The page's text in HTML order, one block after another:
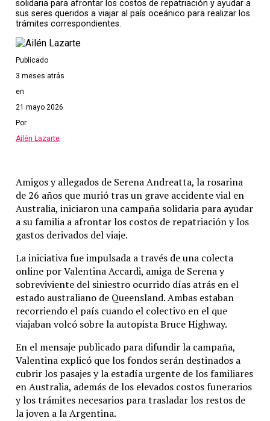
solidaria para afrontar los costos de repatriación y ayudar a
sus seres queridos a viajar al país oceánico para realizar los
trámites correspondientes.
Publicado
3 meses atrás
en
21 mayo 2026
Por
Ailén Lazarte
Amigos y allegados de Serena Andreatta, la rosarina
de 26 años que murió tras un grave accidente vial en
Australia, iniciaron una campaña solidaria para ayudar
a su familia a afrontar los costos de repatriación y los
gastos derivados del viaje.
La iniciativa fue impulsada a través de una colecta
online por Valentina Accardi, amiga de Serena y
sobreviviente del siniestro ocurrido días atrás en el
estado australiano de Queensland. Ambas estaban
recorriendo el país cuando el colectivo en el que
viajaban volcó sobre la autopista Bruce Highway.
En el mensaje publicado para difundir la campaña,
Valentina explicó que los fondos serán destinados a
cubrir los pasajes y la estadía urgente de los familiares
en Australia, además de los elevados costos funerarios
y los trámites necesarios para trasladar los restos de
la joven a la Argentina.